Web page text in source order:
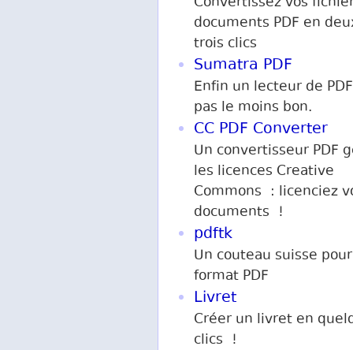
documents PDF en
trois clics
Sumatra PDF
Enfin un lecteur de
pas le moins bon.
CC PDF Converter
Un convertisseur PDF
les licences Creative
Commons : licenciez
documents !
pdftk
Un couteau suisse
format PDF
Livret
Créer un livret en
clics !